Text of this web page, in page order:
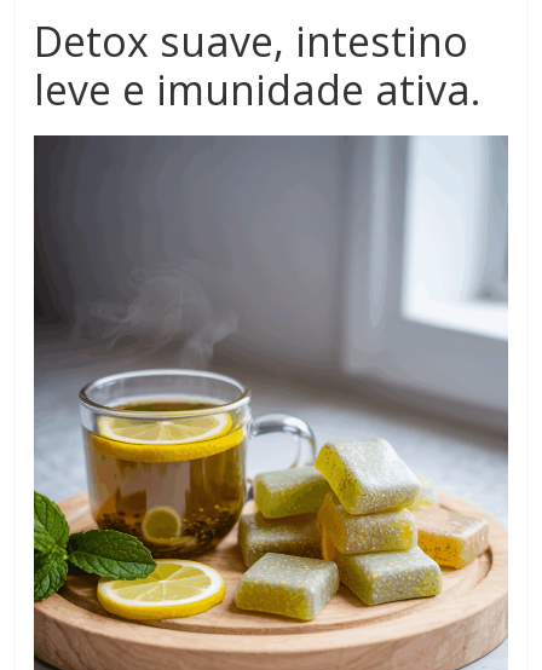
Detox suave, intestino
leve e imunidade ativa.